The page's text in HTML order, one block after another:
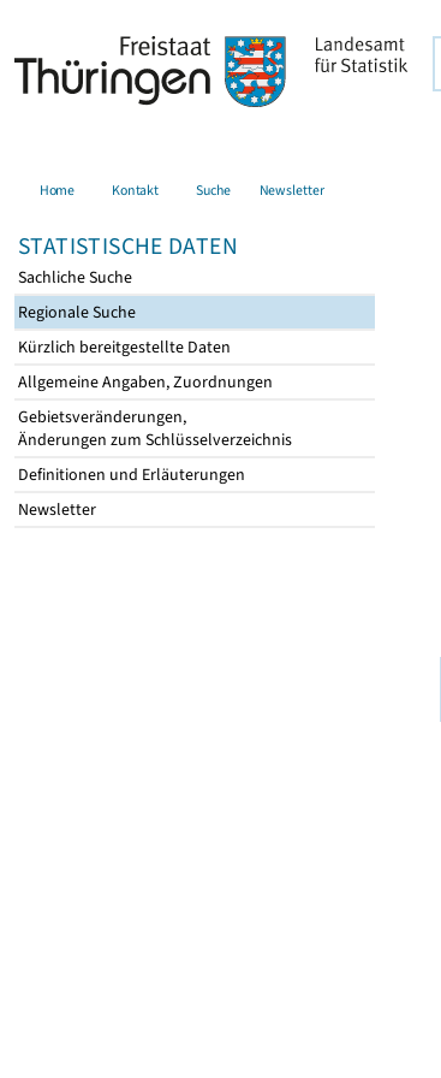
Home Kontakt Suche Newsletter
STATISTISCHE DATEN
Sachliche Suche
Regionale Suche
Kürzlich bereitgestellte Daten
Allgemeine Angaben, Zuordnungen
Gebietsveränderungen,
Änderungen zum Schlüsselverzeichnis
Definitionen und Erläuterungen
Newsletter